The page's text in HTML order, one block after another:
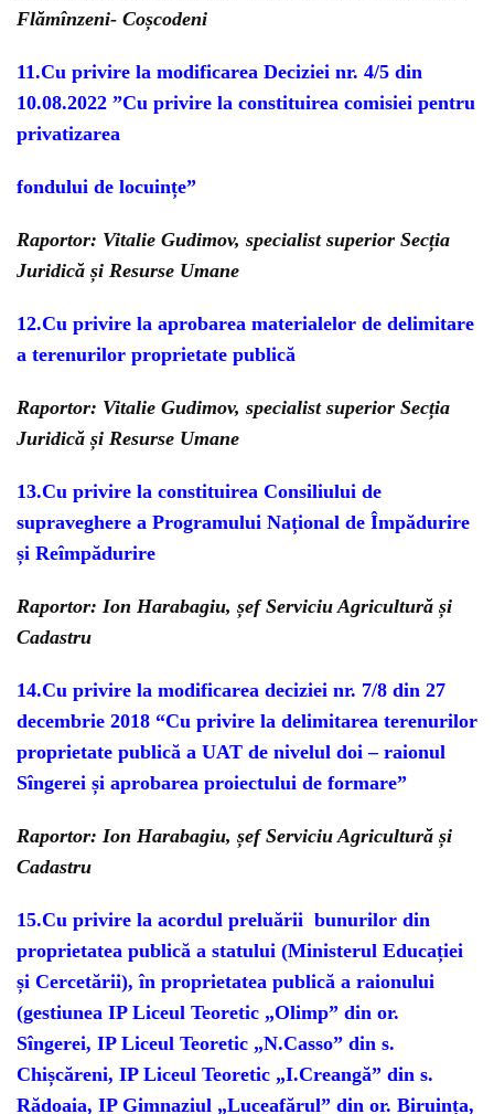
Flămînzeni- Coșcodeni
11.Cu privire la modificarea Deciziei nr. 4/5 din
10.08.2022 ”Cu privire la constituirea comisiei pentru
privatizarea
fondului de locuințe”
Raportor: Vitalie Gudimov, specialist superior Secția
Juridică și Resurse Umane
12.Cu privire la aprobarea materialelor de delimitare
a terenurilor proprietate publică
Raportor: Vitalie Gudimov, specialist superior Secția
Juridică și Resurse Umane
13.Cu privire la constituirea Consiliului de
supraveghere a Programului Național de Împădurire
și Reîmpădurire
Raportor: Ion Harabagiu, șef Serviciu Agricultură și
Cadastru
14.Cu privire la modificarea deciziei nr. 7/8 din 27
decembrie 2018 “Cu privire la delimitarea terenurilor
proprietate publică a UAT de nivelul doi – raionul
Sîngerei și aprobarea proiectului de formare”
Raportor: Ion Harabagiu, șef Serviciu Agricultură și
Cadastru
15.Cu privire la acordul preluării bunurilor din
proprietatea publică a statului (Ministerul Educației
și Cercetării), în proprietatea publică a raionului
(gestiunea IP Liceul Teoretic „Olimp” din or.
Sîngerei, IP Liceul Teoretic „N.Casso” din s.
Chișcăreni, IP Liceul Teoretic „I.Creangă” din s.
Rădoaia, IP Gimnaziul „Luceafărul” din or. Biruința,